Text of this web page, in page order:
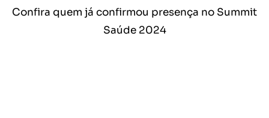
Confira quem já confirmou presença no Summit
Saúde 2024